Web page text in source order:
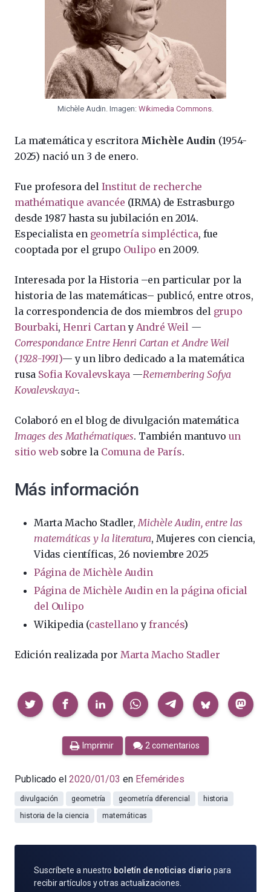
Michèle Audin. Imagen: Wikimedia Commons.
La matemática y escritora Michèle Audin (1954-
2025) nació un 3 de enero.
Fue profesora del Institut de recherche
mathématique avancée (IRMA) de Estrasburgo
desde 1987 hasta su jubilación en 2014.
Especialista en geometría simpléctica, fue
cooptada por el grupo Oulipo en 2009.
Interesada por la Historia –en particular por la
historia de las matemáticas– publicó, entre otros,
la correspondencia de dos miembros del grupo
Bourbaki,Henri Cartan y André Weil —
Correspondance Entre Henri Cartan et Andre Weil
(1928-1991)— yun libro dedicado a la matemática
rusa Sofia Kovalevskaya ​ —Remembering Sofya
Kovalevskaya-.
Colaboró en el blog de divulgación matemática
Images des Mathématiques. También mantuvo un
sitio websobre la Comuna de París.
Más información
Marta Macho Stadler, Michèle Audin, entre las
matemáticas y la literatura, Mujeres con ciencia,
Vidas científicas, 26 noviembre 2025
Página de Michèle Audin
Página de Michèle Audin en la página oficial
del Oulipo
Wikipedia (castellano yfrancés)
Edición realizada por Marta Macho Stadler
Compartir
Imprimir 2 comentarios
Publicado el 2020/01/03 en Efemérides
divulgación geometría geometría diferencial
historia
historia de la ciencia
matemáticas
SUSCRÍBETE
POR
Suscríbete a nuestro boletín de noticias diario para
recibir artículos y otras actualizaciones.